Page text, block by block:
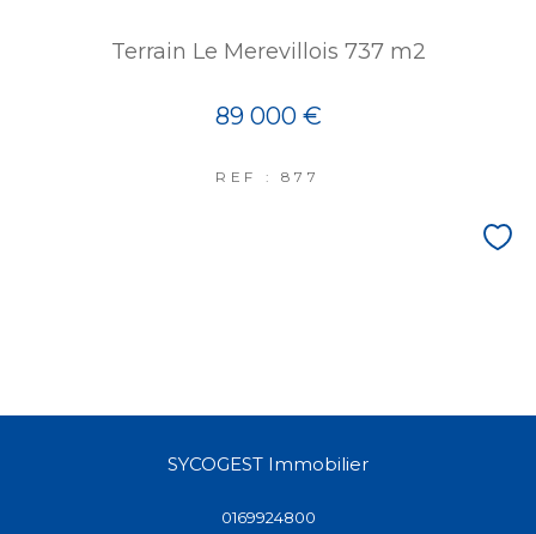
Terrain Le Merevillois 737 m2
89 000 €
REF : 877
SYCOGEST Immobilier
0169924800